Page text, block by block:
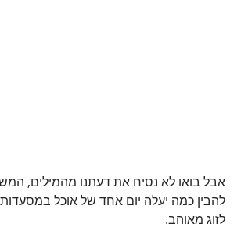
אבל בואו לא נסיח את דעתנו מהמילים,
להבין כמה יעלה יום אחד של אוכל במסעדות
לזוג מאוהב.